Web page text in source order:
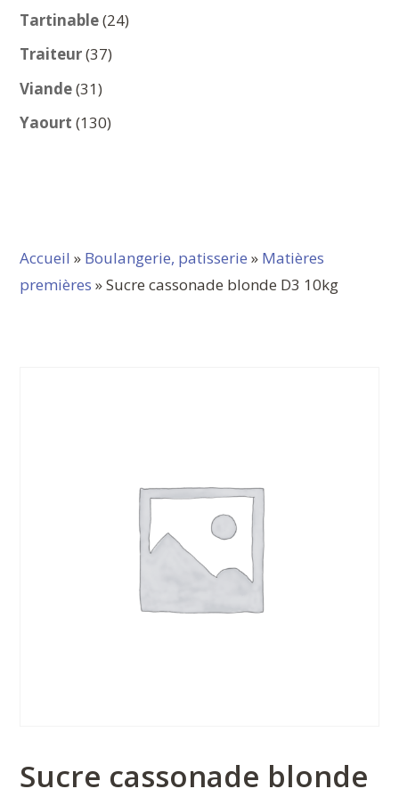
produits
Tartinable 2424
Traiteur 3737
Viande 3131
produits
Yaourt 130130
Accueil » Boulangerie, patisserie » Matières
premières » Sucre cassonade blonde D3 10kg
Sucre cassonade blonde